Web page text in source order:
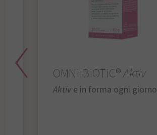
OMNi-BiOTiC®Aktiv
Aktiv e in forma ogni giorno